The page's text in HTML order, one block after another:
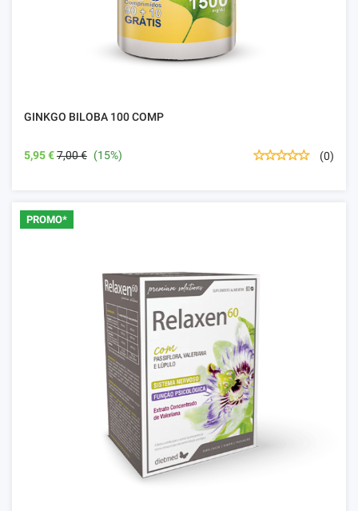
GINKGO BILOBA 100 COMP
5,95 €7,00 € (15%) (0)
PROMO*